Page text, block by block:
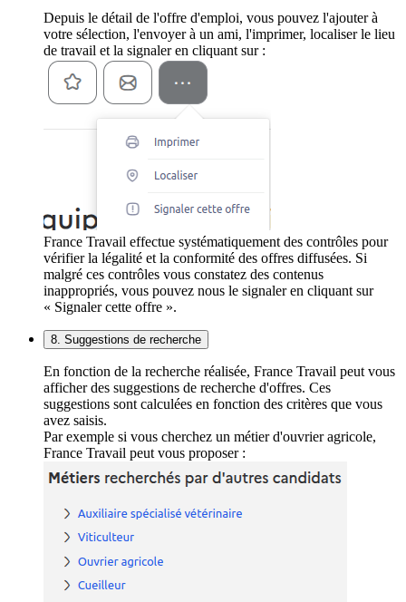
Depuis le détail de l'offre d'emploi, vous pouvez l'ajouter à
votre sélection, l'envoyer à un ami, l'imprimer, localiser le lieu
de travail et la signaler en cliquant sur :
France Travail effectue systématiquement des contrôles pour
vérifier la légalité et la conformité des offres diffusées. Si
malgré ces contrôles vous constatez des contenus
inappropriés, vous pouvez nous le signaler en cliquant sur
« Signaler cette offre ».
8. Suggestions de recherche
En fonction de la recherche réalisée, France Travail peut vous
afficher des suggestions de recherche d'offres. Ces
suggestions sont calculées en fonction des critères que vous
avez saisis.
Par exemple si vous cherchez un métier d'ouvrier agricole,
France Travail peut vous proposer :